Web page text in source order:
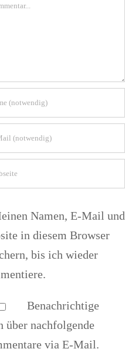
Namen, E-Mail und
in diesem Browser
bis ich wieder
Benachrichtige
über nachfolgende
via E-Mail.